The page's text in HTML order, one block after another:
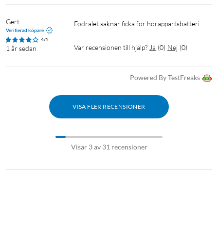
Gert
Verifierad köpare
4/5
1 år sedan
Fodralet saknar ficka för hörappartsbatteri
Var recensionen till hjälp? Ja (0) Nej (0)
Powered By TestFreaks
VISA FLER RECENSIONER
Visar 3 av 31 recensioner